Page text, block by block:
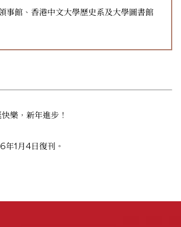
事館、香港中文大學歷史系及大學圖書館
樂，新年進步！
年1月4日復刊。